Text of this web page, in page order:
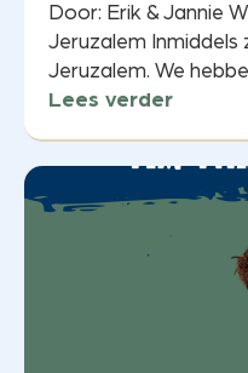
Door: Erik & Jannie
Jeruzalem Inmiddels
Jeruzalem. We
Lees verder